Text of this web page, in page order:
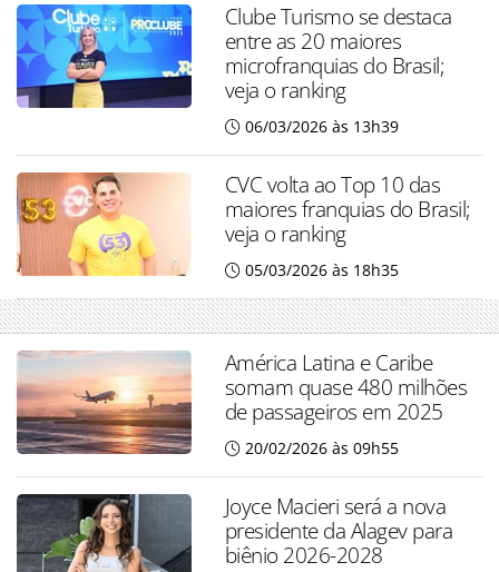
Clube Turismo se destaca
entre as 20 maiores
microfranquias do Brasil;
veja o ranking
06/03/2026 às 13h39
CVC volta ao Top 10 das
maiores franquias do Brasil;
veja o ranking
05/03/2026 às 18h35
América Latina e Caribe
somam quase 480 milhões
de passageiros em 2025
20/02/2026 às 09h55
Joyce Macieri será a nova
presidente da Alagev para
biênio 2026-2028